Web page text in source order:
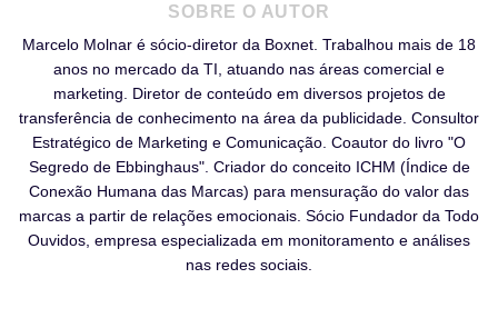
SOBRE O AUTOR
Marcelo Molnar é sócio-diretor da Boxnet. Trabalhou mais de 18
anos no mercado da TI, atuando nas áreas comercial e
marketing. Diretor de conteúdo em diversos projetos de
transferência de conhecimento na área da publicidade. Consultor
Estratégico de Marketing e Comunicação. Coautor do livro "O
Segredo de Ebbinghaus". Criador do conceito ICHM (Índice de
Conexão Humana das Marcas) para mensuração do valor das
marcas a partir de relações emocionais. Sócio Fundador da Todo
Ouvidos, empresa especializada em monitoramento e análises
nas redes sociais.